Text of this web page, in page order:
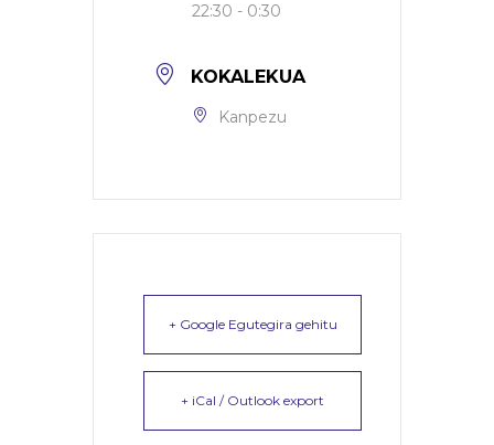
22:30 - 0:30
KOKALEKUA
Kanpezu
+ Google Egutegira gehitu
+ iCal / Outlook export